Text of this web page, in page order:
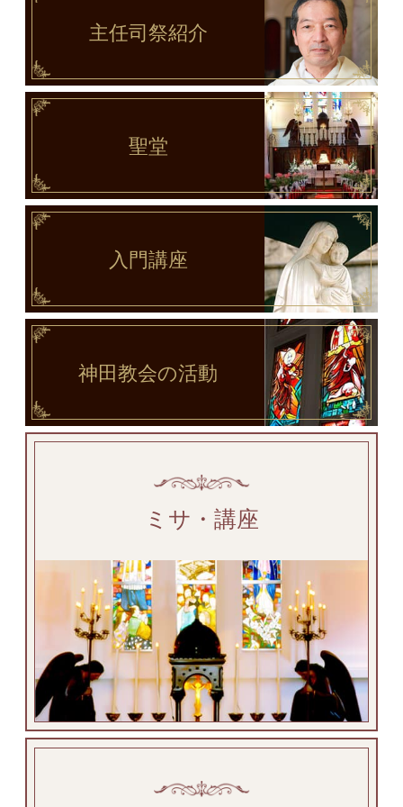
主任司祭紹介
聖堂
入門講座
神田教会の活動
ミサ・講座